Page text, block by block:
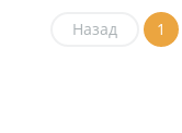
Назад 1